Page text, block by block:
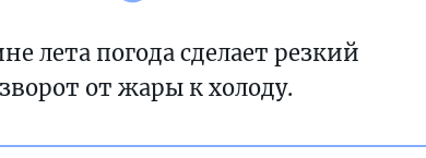
лета погода сделает резкий
от жары к холоду.